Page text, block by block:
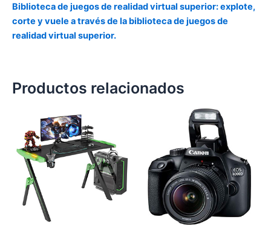
Biblioteca de juegos de realidad virtual superior: explote,
corte y vuele a través de la biblioteca de juegos de
realidad virtual superior.
Productos relacionados